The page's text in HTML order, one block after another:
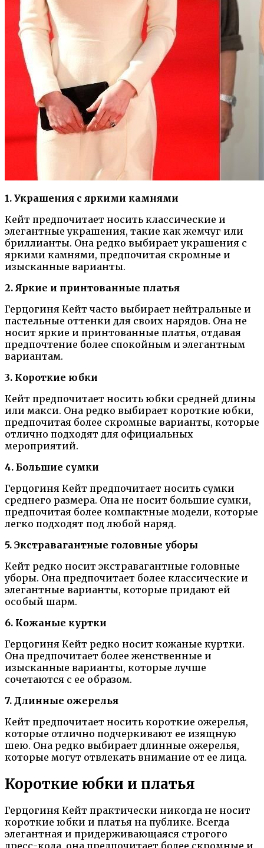
1. Украшения с яркими камнями
Кейт предпочитает носить классические и
элегантные украшения, такие как жемчуг или
бриллианты. Она редко выбирает украшения с
яркими камнями, предпочитая скромные и
изысканные варианты.
2. Яркие и принтованные платья
Герцогиня Кейт часто выбирает нейтральные и
пастельные оттенки для своих нарядов. Она не
носит яркие и принтованные платья, отдавая
предпочтение более спокойным и элегантным
вариантам.
3. Короткие юбки
Кейт предпочитает носить юбки средней длины
или макси. Она редко выбирает короткие юбки,
предпочитая более скромные варианты, которые
отлично подходят для официальных
мероприятий.
4. Большие сумки
Герцогиня Кейт предпочитает носить сумки
среднего размера. Она не носит большие сумки,
предпочитая более компактные модели, которые
легко подходят под любой наряд.
5. Экстравагантные головные уборы
Кейт редко носит экстравагантные головные
уборы. Она предпочитает более классические и
элегантные варианты, которые придают ей
особый шарм.
6. Кожаные куртки
Герцогиня Кейт редко носит кожаные куртки.
Она предпочитает более женственные и
изысканные варианты, которые лучше
сочетаются с ее образом.
7. Длинные ожерелья
Кейт предпочитает носить короткие ожерелья,
которые отлично подчеркивают ее изящную
шею. Она редко выбирает длинные ожерелья,
которые могут отвлекать внимание от ее лица.
Короткие юбки и платья
Герцогиня Кейт практически никогда не носит
короткие юбки и платья на публике. Всегда
элегантная и придерживающаяся строгого